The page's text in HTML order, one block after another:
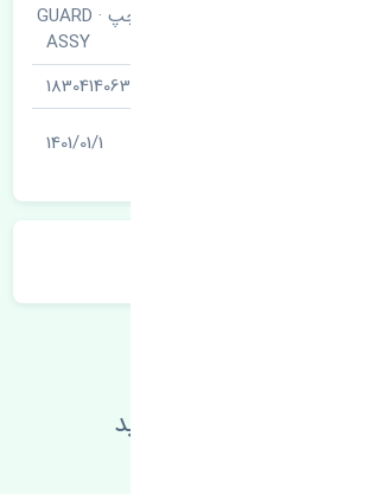
شلگیر عقب چپ · GUARD
ASSY
1830414063
1401/01/1
فنی خود را بالا ببرید